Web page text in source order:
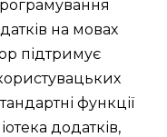
на мовах
підтримує
функції
додатків,